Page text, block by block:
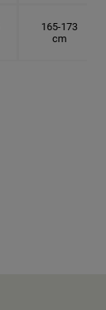
165-173
cm